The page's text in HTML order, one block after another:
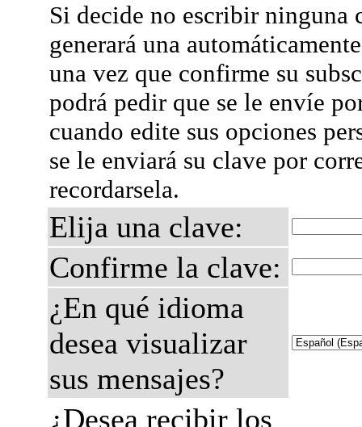
Si decide no escribir ninguna
generará una
una vez que confirme su
podrá pedir que se le envíe
cuando edite sus opciones
se le enviará su clave por
recordarsela.
Elija una clave:
Confirme la clave:
¿En qué idioma
desea visualizar
sus mensajes?
¿Desea recibir los